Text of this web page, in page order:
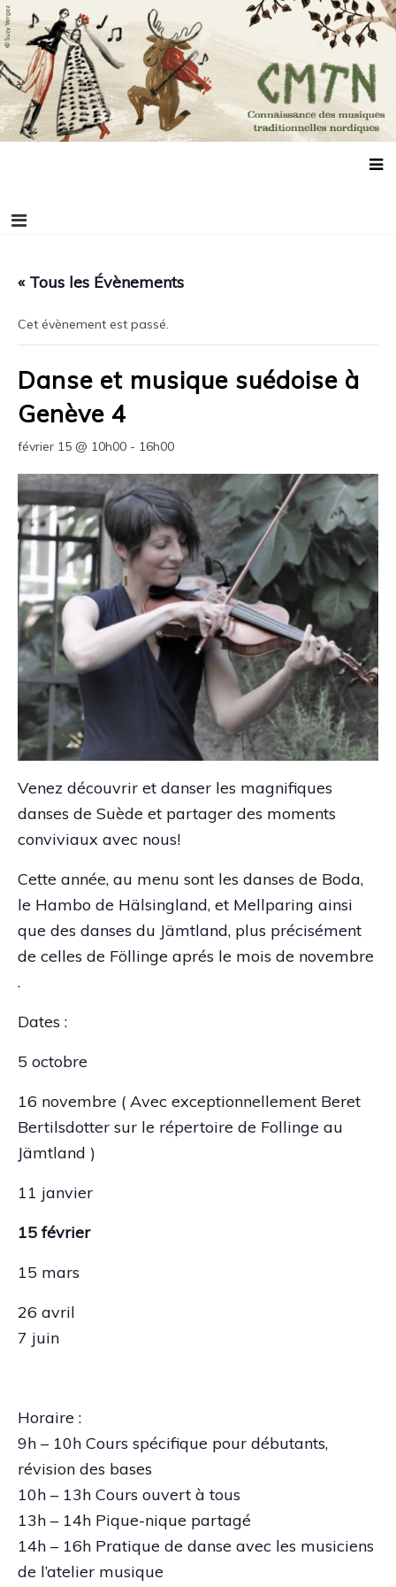
Aller
au
contenu
Connaissance des musiques traditionnelles
nordiques
Association de promotion des musiques, des danses et de la culture
scandinaves
« Tous les Évènements
Cet évènement est passé.
Danse et musique suédoise à
Genève 4
février 15 @ 10h00 - 16h00
Venez découvrir et danser les magnifiques
danses de Suède et partager des moments
conviviaux avec nous!
Cette année, au menu sont les danses de Boda,
le Hambo de Hälsingland, et Mellparing ainsi
que des danses du Jämtland, plus précisément
de celles de Föllinge aprés le mois de novembre
.
Dates :
5 octobre
16 novembre ( Avec exceptionnellement Beret
Bertilsdotter sur le répertoire de Follinge au
Jämtland )
11 janvier
15 février
15 mars
26 avril
7 juin
Horaire :
9h – 10h Cours spécifique pour débutants,
révision des bases
10h – 13h Cours ouvert à tous
13h – 14h Pique-nique partagé
14h – 16h Pratique de danse avec les musiciens
de l’atelier musique